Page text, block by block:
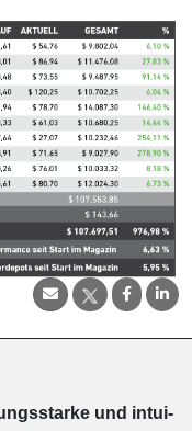
und in­tui­